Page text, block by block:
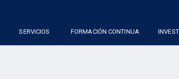
SERVICIOS FORMACIÓN CONTINUA